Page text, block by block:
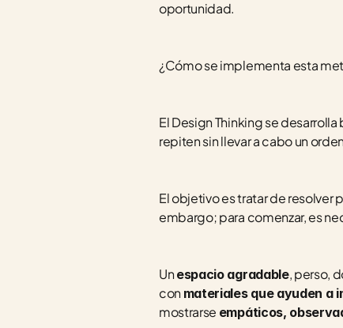
oportunidad.
¿Cómo se implementa esta
El Design Thinking se
repiten sin llevar a cabo un
El objetivo es tratar de
embargo; para comenzar, es
Un espacio agradable, perso,
con materiales que ayuden a
mostrarse empáticos,